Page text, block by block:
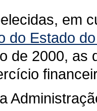
em
do Estado
de 2000, as